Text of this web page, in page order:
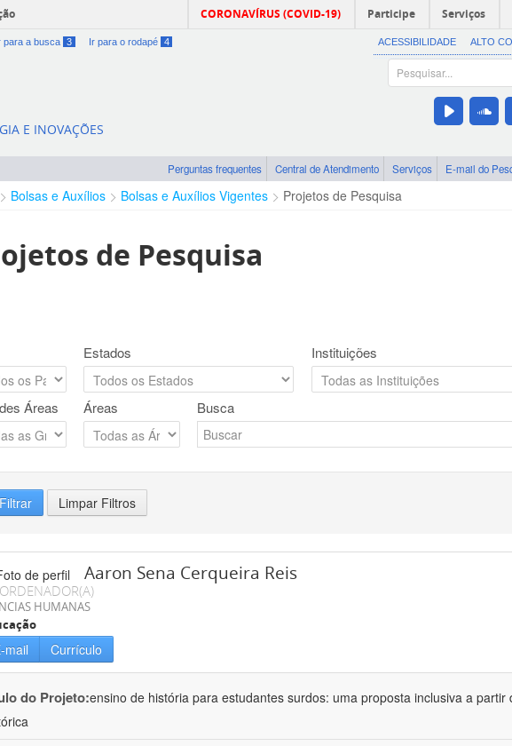
CORONAVÍRUS (COVID-19) Participe Serviços
para a busca 3 Ir para o rodapé 4 ACESSIBILIDADE ALTO
E INOVAÇÕES
Perguntas frequentes Central de Atendimento Serviços E-mail do
Bolsas e Auxílios Bolsas e Auxílios Vigentes Projetos de Pesquisa
de Pesquisa
Estados Instituições
Áreas Áreas Busca
Filtrar Limpar Filtros
Aaron Sena Cerqueira Reis
HUMANAS
mail Currículo
do Projeto:ensino de história para estudantes surdos: uma proposta inclusiva a partir